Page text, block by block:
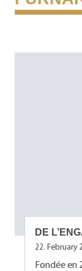
DE
22. February
Fondée en